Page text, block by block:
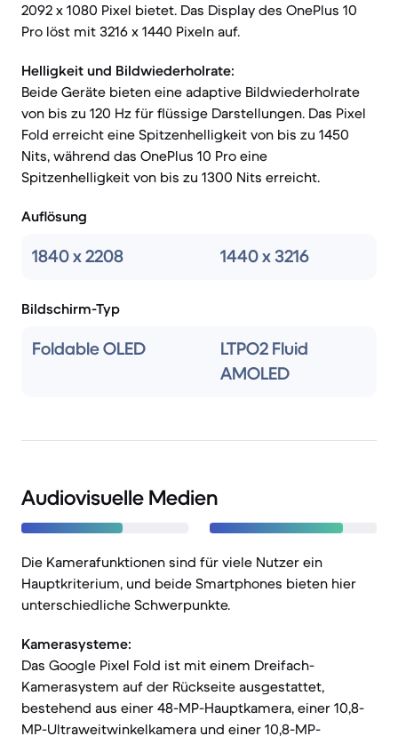
2092 x 1080 Pixel bietet. Das Display des OnePlus 10
Pro löst mit 3216 x 1440 Pixeln auf.
Helligkeit und Bildwiederholrate:
Beide Geräte bieten eine adaptive Bildwiederholrate
von bis zu 120 Hz für flüssige Darstellungen. Das Pixel
Fold erreicht eine Spitzenhelligkeit von bis zu 1450
Nits, während das OnePlus 10 Pro eine
Spitzenhelligkeit von bis zu 1300 Nits erreicht.
Auflösung
1840 x 2208 1440 x 3216
Bildschirm-Typ
Foldable OLED
LTPO2 Fluid
AMOLED
Audiovisuelle Medien
Die Kamerafunktionen sind für viele Nutzer ein
Hauptkriterium, und beide Smartphones bieten hier
unterschiedliche Schwerpunkte.
Kamerasysteme:
Das Google Pixel Fold ist mit einem Dreifach-
Kamerasystem auf der Rückseite ausgestattet,
bestehend aus einer 48-MP-Hauptkamera, einer 10,8-
MP-Ultraweitwinkelkamera und einer 10,8-MP-